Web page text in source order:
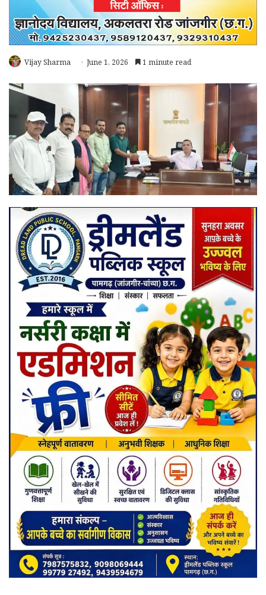
Vijay Sharma June 1, 2026 1 minute read